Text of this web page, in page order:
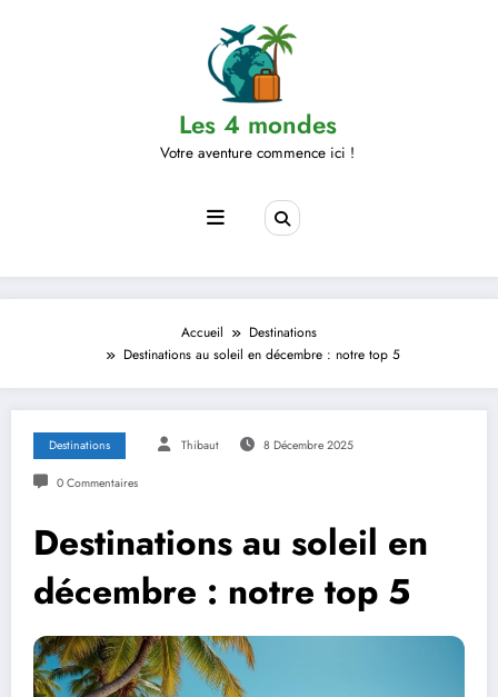
Les 4 mondes
Votre aventure commence ici !
Accueil
Destinations
Destinations au soleil en décembre : notre top 5
Destinations Thibaut 8 Décembre 2025
0 Commentaires
Destinations au soleil en
décembre : notre top 5